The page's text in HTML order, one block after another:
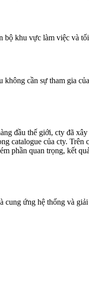
bộ khu vực làm việc và
cần sự tham gia
đầu thế giới, cty đã
catalogue của cty.
phần quan trọng, kết
ứng hệ thống và